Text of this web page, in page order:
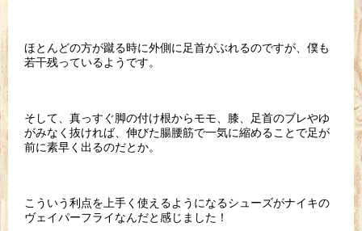
ほとんどの方が蹴る時に外側に足首がぶれるのですが、僕も
若干残っているようです。
そして、真っすぐ脚の付け根からモモ、膝、足首のブレやゆ
がみなく抜ければ、伸びた腸腰筋で一気に縮めることで足が
前に素早く出るのだとか。
こういう利点を上手く使えるようになるシューズがナイキの
ヴェイパーフライなんだと感じました！